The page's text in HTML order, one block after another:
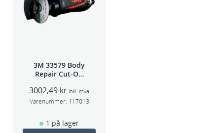
3M 33579 Body
Repair Cut-Off
75mm
3002,49 kr inkl. mva
Varenummer: 117013
1 på lager